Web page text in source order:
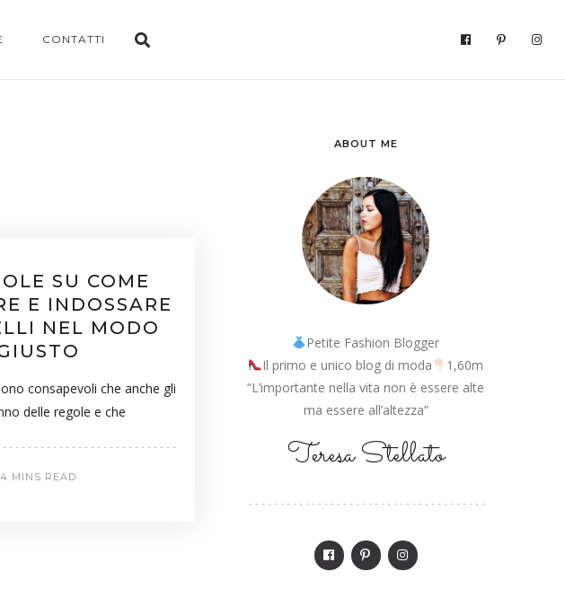
CONTATTI
SU COME
E INDOSSARE
NEL MODO
consapevoli che anche gli
delle regole e che
4 MINS READ
ABOUT ME
Petite Fashion Blogger
Il primo e unico blog di moda
1,60m
“L’importante nella vita non è essere alte
ma essere all’altezza”
Teresa Stellato